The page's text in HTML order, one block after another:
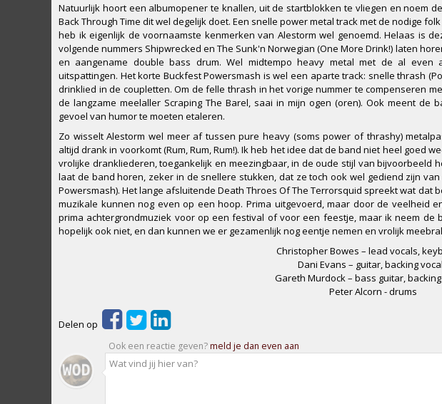
Natuurlijk hoort een albumopener te knallen, uit de startblokken te vliegen en noem
Back Through Time dit wel degelijk doet. Een snelle power metal track met de nodige
heb ik eigenlijk de voornaamste kenmerken van Alestorm wel genoemd. Helaas is
volgende nummers Shipwrecked en The Sunk'n Norwegian (One More Drink!) laten
en aangename double bass drum. Wel midtempo heavy metal met de al even
uitspattingen. Het korte Buckfest Powersmash is wel een aparte track: snelle thrash
drinklied in de coupletten. Om de felle thrash in het vorige nummer te compenseren
de langzame meelaller Scraping The Barel, saai in mijn ogen (oren). Ook meent de
gevoel van humor te moeten etaleren.
Zo wisselt Alestorm wel meer af tussen pure heavy (soms power of thrashy)
altijd drank in voorkomt (Rum, Rum, Rum!). Ik heb het idee dat de band niet heel goed
vrolijke drankliederen, toegankelijk en meezingbaar, in de oude stijl van bijvoorbeeld
laat de band horen, zeker in de snellere stukken, dat ze toch ook wel gediend zijn
Powersmash). Het lange afsluitende Death Throes Of The Terrorsquid spreekt wat dat
muzikale kunnen nog even op een hoop. Prima uitgevoerd, maar door de veelheid
prima achtergrondmuziek voor op een festival of voor een feestje, maar ik neem de
hopelijk ook niet, en dan kunnen we er gezamenlijk nog eentje nemen en vrolijk
Christopher Bowes – lead vocals,
Dani Evans – guitar, backing
Gareth Murdock – bass guitar,
Peter Alcorn - drums
Delen op
Ook een reactie geven?meld je dan even aan